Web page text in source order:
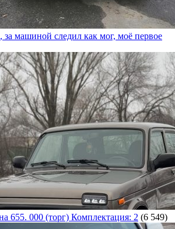
за машиной следил как мог, моё первое
655. 000 (торг) Комплектация: 2 (6 549)